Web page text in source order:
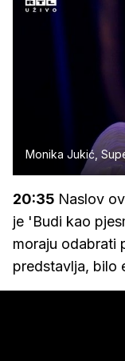
Monika Jukić,
20:35 Naslov
je 'Budi kao
moraju odabrati
predstavlja, bilo